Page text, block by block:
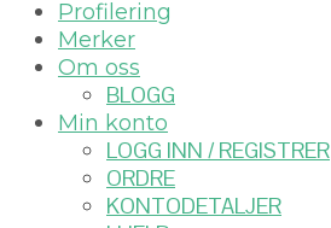
Profilering
Merker
Om oss
BLOGG
Min konto
LOGG INN / REGISTRER
ORDRE
KONTODETALJER